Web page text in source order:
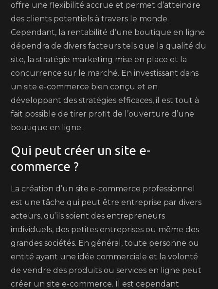
offre une flexibilité accrue et permet d’atteindre
des clients potentiels à travers le monde.
Cependant, la rentabilité d’une boutique en ligne
dépendra de divers facteurs tels que la qualité du
site, la stratégie marketing mise en place et la
concurrence sur le marché. En investissant dans
un site e-commerce bien conçu et en
développant des stratégies efficaces, il est tout à
fait possible de tirer profit de l’ouverture d’une
boutique en ligne.
Qui peut créer un site e-
commerce ?
La création d’un site e-commerce professionnel
est une tâche qui peut être entreprise par divers
acteurs, qu’ils soient des entrepreneurs
individuels, des petites entreprises ou même des
grandes sociétés. En général, toute personne ou
entité ayant une idée commerciale et la volonté
de vendre des produits ou services en ligne peut
créer un site e-commerce. Il est cependant